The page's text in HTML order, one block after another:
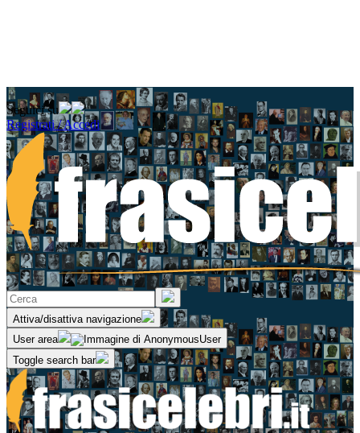
Seguici su
Registrati / Accedi
Attiva/disattiva navigazione
User area
Toggle search bar